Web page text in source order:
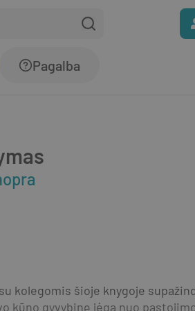
Pagalba
kolegomis šioje knygoje
kūno gyvybinę jėgą nuo